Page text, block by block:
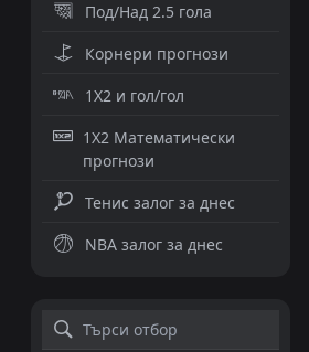
Под/Над 2.5 гола
Корнери прогнози
1X2 и гол/гол
1X2 Математически
прогнози
Тенис залог за днес
NBA залог за днес